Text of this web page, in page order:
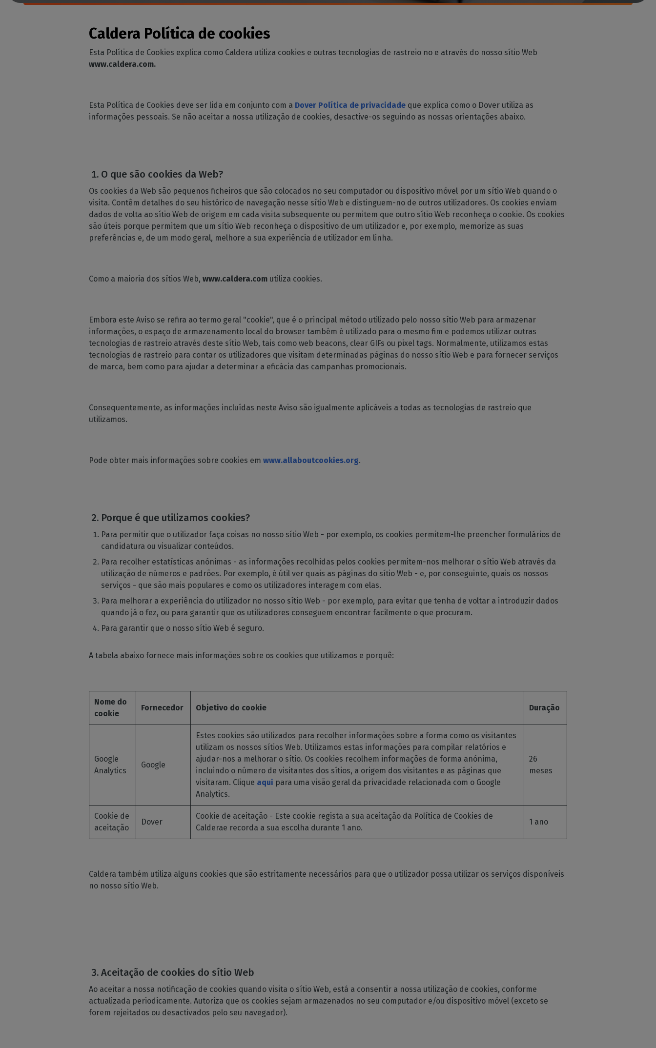
Licenças perpétuas RIP
Conheça os módulos
poderosas vantagens
DTF - SOFTWARE DTG RIP
para a roupa
Software RIP para impressão
DTG
para uma configuração fácil
Espectrofotómetros
Moda estampada e roupa de
Decoração de casa
Gerir fluxos de trabalho de
Periféricos
Verifique a compatibilidade
das suas impressoras e
Boletim informativo
Caldera Política de cookies
Esta Política de Cookies explica como Caldera utiliza cookies e outras tecnologias de rastreio no e através do nosso sítio Web
www.caldera.com.
Esta Política de Cookies deve ser lida em conjunto com a Dover Política de privacidade que explica como o Dover utiliza as
informações pessoais. Se não aceitar a nossa utilização de cookies, desactive-os seguindo as nossas orientações abaixo.
O que são cookies da Web?
Os cookies da Web são pequenos ficheiros que são colocados no seu computador ou dispositivo móvel por um sítio Web quando o
visita. Contêm detalhes do seu histórico de navegação nesse sítio Web e distinguem-no de outros utilizadores. Os cookies enviam
dados de volta ao sítio Web de origem em cada visita subsequente ou permitem que outro sítio Web reconheça o cookie. Os cookies
são úteis porque permitem que um sítio Web reconheça o dispositivo de um utilizador e, por exemplo, memorize as suas
preferências e, de um modo geral, melhore a sua experiência de utilizador em linha.
Como a maioria dos sítios Web, www.caldera.com utiliza cookies.
Embora este Aviso se refira ao termo geral "cookie", que é o principal método utilizado pelo nosso sítio Web para armazenar
informações, o espaço de armazenamento local do browser também é utilizado para o mesmo fim e podemos utilizar outras
tecnologias de rastreio através deste sítio Web, tais como web beacons, clear GIFs ou pixel tags. Normalmente, utilizamos estas
tecnologias de rastreio para contar os utilizadores que visitam determinadas páginas do nosso sítio Web e para fornecer serviços
de marca, bem como para ajudar a determinar a eficácia das campanhas promocionais.
Consequentemente, as informações incluídas neste Aviso são igualmente aplicáveis a todas as tecnologias de rastreio que
utilizamos.
Pode obter mais informações sobre cookies em www.allaboutcookies.org.
Porque é que utilizamos cookies?
Para permitir que o utilizador faça coisas no nosso sítio Web - por exemplo, os cookies permitem-lhe preencher formulários de
candidatura ou visualizar conteúdos.
Para recolher estatísticas anónimas - as informações recolhidas pelos cookies permitem-nos melhorar o sítio Web através da
utilização de números e padrões. Por exemplo, é útil ver quais as páginas do sítio Web - e, por conseguinte, quais os nossos
serviços - que são mais populares e como os utilizadores interagem com elas.
Para melhorar a experiência do utilizador no nosso sítio Web - por exemplo, para evitar que tenha de voltar a introduzir dados
quando já o fez, ou para garantir que os utilizadores conseguem encontrar facilmente o que procuram.
Para garantir que o nosso sítio Web é seguro.
A tabela abaixo fornece mais informações sobre os cookies que utilizamos e porquê:
Nome do
cookie
Fornecedor Objetivo do cookie Duração
Google
Analytics
Google
Estes cookies são utilizados para recolher informações sobre a forma como os visitantes
utilizam os nossos sítios Web. Utilizamos estas informações para compilar relatórios e
ajudar-nos a melhorar o sítio. Os cookies recolhem informações de forma anónima,
incluindo o número de visitantes dos sítios, a origem dos visitantes e as páginas que
visitaram. Clique aqui para uma visão geral da privacidade relacionada com o Google
Analytics.
26
meses
Cookie de
aceitação
Dover
Cookie de aceitação - Este cookie regista a sua aceitação da Política de Cookies de
Calderae recorda a sua escolha durante 1 ano.
1 ano
Caldera também utiliza alguns cookies que são estritamente necessários para que o utilizador possa utilizar os serviços disponíveis
no nosso sítio Web.
Aceitação de cookies do sítio Web
Ao aceitar a nossa notificação de cookies quando visita o sítio Web, está a consentir a nossa utilização de cookies, conforme
actualizada periodicamente. Autoriza que os cookies sejam armazenados no seu computador e/ou dispositivo móvel (exceto se
forem rejeitados ou desactivados pelo seu navegador).